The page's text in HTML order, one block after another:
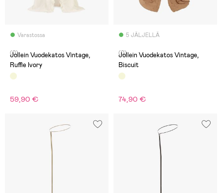
Varastossa
(0)
Jollein Vuodekatos Vintage,
Ruffle Ivory
59,90 €
5 JÄLJELLÄ
(0)
Jollein Vuodekatos Vintage,
Biscuit
74,90 €